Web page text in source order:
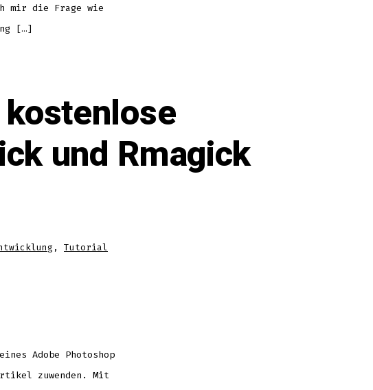
mir die Frage wie
[…]
und Rmagick
, Tutorial
Adobe Photoshop
zuwenden. Mit